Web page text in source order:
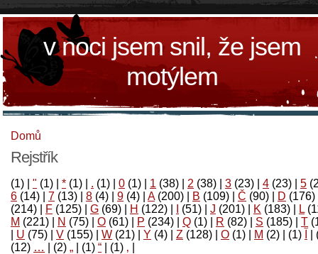
v noci jsem snil, že jsem
motýlem
Domů
Rejstřík
(1) " (1) * (1) . (1) 0 (1) 1 (38) 2 (38) 3 (23) 4 (23) 5
6 (14) 7 (13) 8 (4) 9 (4) A(200) B (109) Č (90) D (176)
(214)
F (125) G (69) H (122) (51) J (201) K (183) L
M (221) N (75) O (61) P (234) Q (1) R (82) S (185) T
U (75) V (155) W (21) Y (4) Z (128) Ο (1) М (2)
(1)
‚
(1)
“
(1)
„
(2)
…
(12)